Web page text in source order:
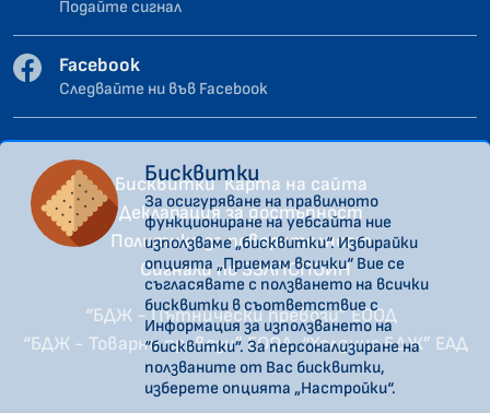
Подайте сигнал
Facebook
Следвайте ни във Facebook
Бисквитки Карта на сайта
Декларация за достъпност
Политика за поверителност
Сигнали по ЗЗЛПСПОИН
“БДЖ - Пътнически превози” ЕООД
“БДЖ - Товарни превози” ЕООД “Холдинг БДЖ” ЕАД
Бисквитки
За осигуряване на правилното
функциониране на уебсайта ние
използваме „бисквитки“. Избирайки
опцията „Приемам всички“ Вие се
съгласявате с ползването на всички
бисквитки в съответствие с
Информация за използването на
“бисквитки”. За персонализиране на
ползваните от Вас бисквитки,
изберете опцията „Настройки“.